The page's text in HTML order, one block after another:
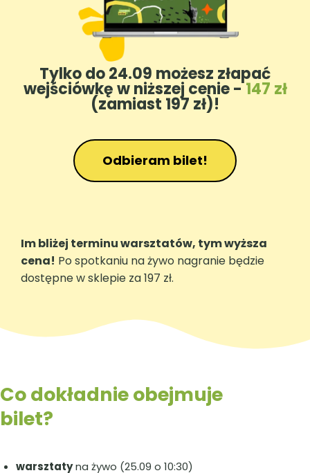
Tylko do 24.09 możesz złapać
wejściówkę w niższej cenie -147 zł
(zamiast 197 zł)!
Odbieram bilet!
Im bliżej terminu warsztatów, tym wyższa
cena! Po spotkaniu na żywo nagranie będzie
dostępne w sklepie za 197 zł.
Co dokładnie obejmuje
bilet?
warsztatyna żywo (25.09 o 10:30)